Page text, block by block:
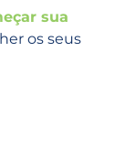
sua
os seus